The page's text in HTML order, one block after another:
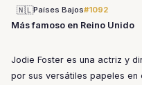
🇳🇱Países Bajos#1092
Más famoso en Reino Unido
Jodie Foster es una actriz y
por sus versátiles papeles en